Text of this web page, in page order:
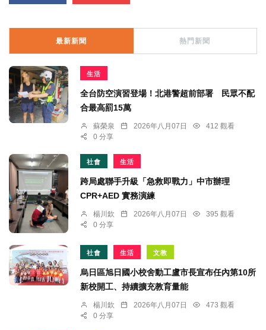
最新新聞 熱門新聞
生活
全台防空演習登場！北港警超前部署 民眾不配
合最高罰15萬
蘇榮泉 2026年八月07日
412 觀看
0 分享
社會 生活
跨局處聯手升級「急救即戰力」中市辦理
CPR+AED 實務演練
楊川欽 2026年八月07日
395 觀看
0 分享
社會 生活 文教
烏日區旭日國小校舍動工盧市長宣布任內第10所
新校開工、持續擴充教育量能
楊川欽 2026年八月07日
473 觀看
0 分享